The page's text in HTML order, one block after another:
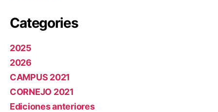
Categories
2025
2026
CAMPUS 2021
CORNEJO 2021
Ediciones anteriores